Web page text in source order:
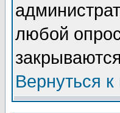
любой
Вернуться к